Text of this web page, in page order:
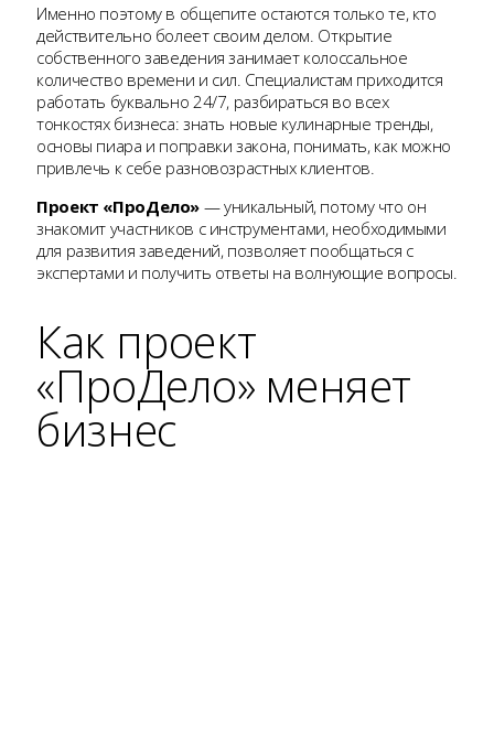
Именно поэтому в общепите остаются только те, кто
действительно болеет своим делом. Открытие
собственного заведения занимает колоссальное
количество времени и сил. Специалистам приходится
работать буквально 24/7, разбираться во всех
тонкостях бизнеса: знать новые кулинарные тренды,
основы пиара и поправки закона, понимать, как можно
привлечь к себе разновозрастных клиентов.
Проект «ПроДело» — уникальный, потому что он
знакомит участников с инструментами, необходимыми
для развития заведений, позволяет пообщаться с
экспертами и получить ответы на волнующие вопросы.
Как проект
«ПроДело» меняет
бизнес